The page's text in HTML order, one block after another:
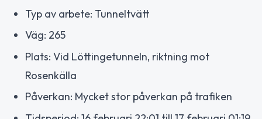
Typ av arbete: Tunneltvätt
Väg: 265
Plats: Vid Löttingetunneln, riktning mot
Rosenkälla
Påverkan: Mycket stor påverkan på trafiken